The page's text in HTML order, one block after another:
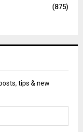
(875)
tips & new